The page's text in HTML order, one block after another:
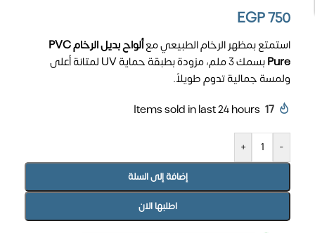
EGP750
استمتع بمظهر الرخام الطبيعي مع
ألواح بديل الرخام PVC
Pure
بسمك 3 ملم، مزودة بطبقة حماية UV لمتانة أعلى
ولمسة جمالية تدوم طويلاً.
17
Items sold in last 24 hours
-
+
إضافة إلى السلة
اطلبها الان